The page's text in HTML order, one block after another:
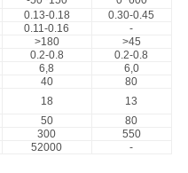
0.13-0.18
0.30-0.45
0.11-0.16
-
>180
>45
0.2-0.8
0.2-0.8
6,8
6,0
40
80
18
13
50
80
300
550
52000 -